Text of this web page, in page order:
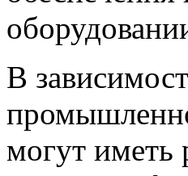
В
могут иметь